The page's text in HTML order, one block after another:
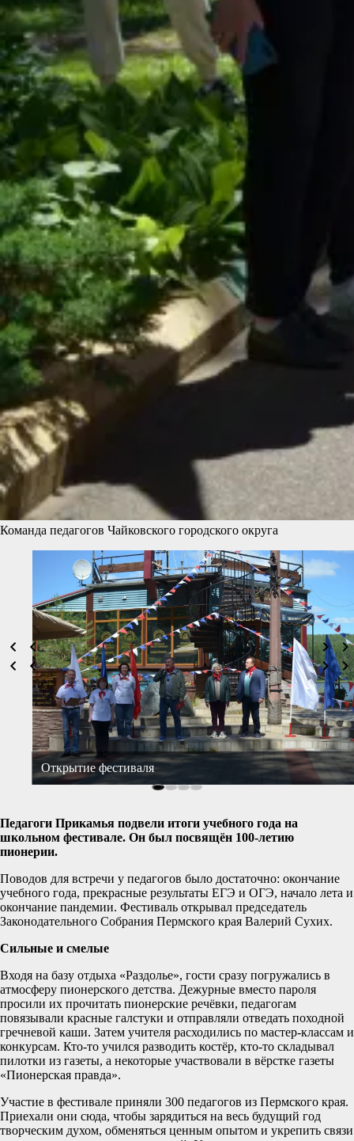
Команда педагогов Чайковского городского округа
Открытие фестиваля
Педагоги Прикамья подвели итоги учебного года на
школьном фестивале. Он был посвящён 100-летию
пионерии.
Поводов для встречи у педагогов было достаточно: окончание
учебного года, прекрасные результаты ЕГЭ и ОГЭ, начало лета и
окончание пандемии. Фестиваль открывал председатель
Законодательного Собрания Пермского края Валерий Сухих.
Сильные и смелые
Входя на базу отдыха «Раздолье», гости сразу погружались в
атмосферу пионерского детства. Дежурные вместо пароля
просили их прочитать пионерские речёвки, педагогам
повязывали красные галстуки и отправляли отведать походной
гречневой каши. Затем учителя расходились по мастер-классам и
конкурсам. Кто-то учился разводить костёр, кто-то складывал
пилотки из газеты, а некоторые участвовали в вёрстке газеты
«Пионерская правда».
Участие в фестивале приняли 300 педагогов из Пермского края.
Приехали они сюда, чтобы зарядиться на весь будущий год
творческим духом, обменяться ценным опытом и укрепить связи